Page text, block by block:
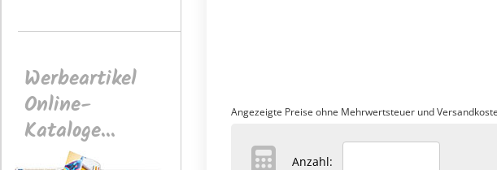
Werbeartikel
Online-
Kataloge...
Angezeigte Preise ohne Mehrwertsteuer und
Anzahl: